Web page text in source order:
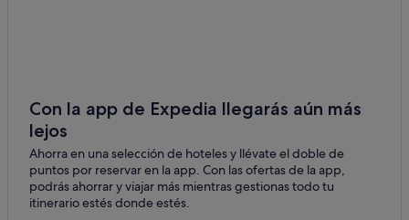
Palacios en Murcia
Hoteles LGTBQIA en Murcia
Casas rurales en Murcia
Hoteles de 3 estrellas en Murcia
Hoteles cerca de Catedral de Murcia
Corverica
Alcantarilla
La Tercia
Con la app de Expedia llegarás aún más
lejos
Ahorra en una selección de hoteles y llévate el doble de
puntos por reservar en la app. Con las ofertas de la app,
podrás ahorrar y viajar más mientras gestionas todo tu
itinerario estés donde estés.